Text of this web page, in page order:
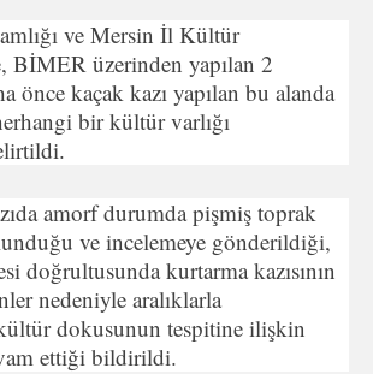
ve Mersin İl Kültür
BİMER üzerinden yapılan 2
önce kaçak kazı yapılan bu alanda
bir kültür varlığı
amorf durumda pişmiş toprak
ve incelemeye gönderildiği,
doğrultusunda kurtarma kazısının
nedeniyle aralıklarla
dokusunun tespitine ilişkin
ettiği bildirildi.